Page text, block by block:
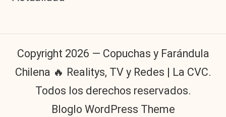
Copyright 2026 — Copuchas y Farándula
Chilena 🔥 Realitys, TV y Redes | La CVC.
Todos los derechos reservados.
Bloglo WordPress Theme